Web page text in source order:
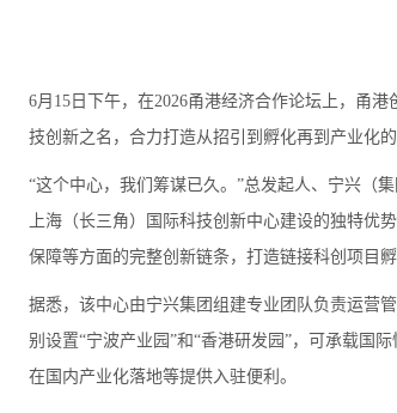
6月15日下午，在2026甬港经济合作论坛上，甬
技创新之名，合力打造从招引到孵化再到产业化
“这个中心，我们筹谋已久。”总发起人、宁兴（
上海（长三角）国际科技创新中心建设的独特优
保障等方面的完整创新链条，打造链接科创项目孵
据悉，该中心由宁兴集团组建专业团队负责运营
别设置“宁波产业园”和“香港研发园”，可承载国
在国内产业化落地等提供入驻便利。